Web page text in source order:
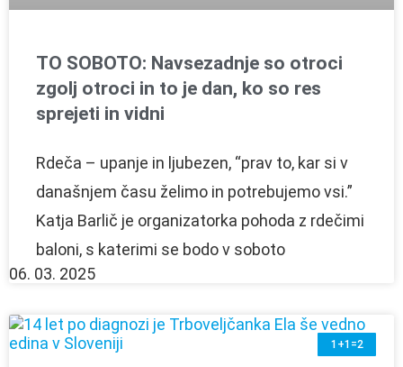
TO SOBOTO: Navsezadnje so otroci
zgolj otroci in to je dan, ko so res
sprejeti in vidni
Rdeča – upanje in ljubezen, “prav to, kar si v
današnjem času želimo in potrebujemo vsi.”
Katja Barlič je organizatorka pohoda z rdečimi
baloni, s katerimi se bodo v soboto
06. 03. 2025
1+1=2